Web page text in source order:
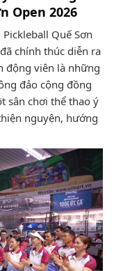
Open 2026
Quế Sơn
chính thúc diễn ra
động viên là những
đảo cộng đồng
sân chơi thể thao ý
nguyện, hướng